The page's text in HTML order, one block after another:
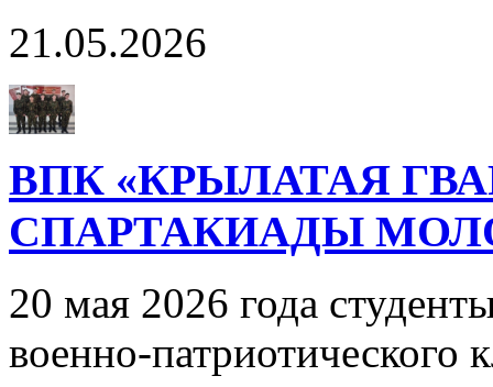
21.05.2026
ВПК «КРЫЛАТАЯ
СПАРТАКИАДЫ
20 мая 2026 года
военно-патриотического